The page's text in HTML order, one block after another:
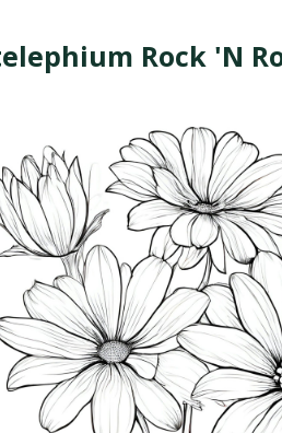
Rock 'N